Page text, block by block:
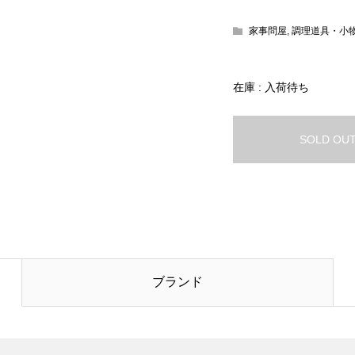
家事問屋, 調理道具・小
在庫 : 入荷待ち
SOLD
ブランド